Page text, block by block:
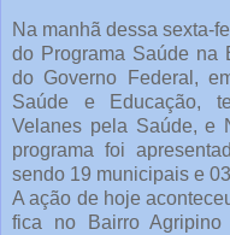
Na manhã dessa sexta-
do Programa Saúde na
do Governo Federal,
Saúde e Educação,
Velanes pela Saúde, e
programa foi
sendo 19 municipais e
A ação de hoje
fica no Bairro